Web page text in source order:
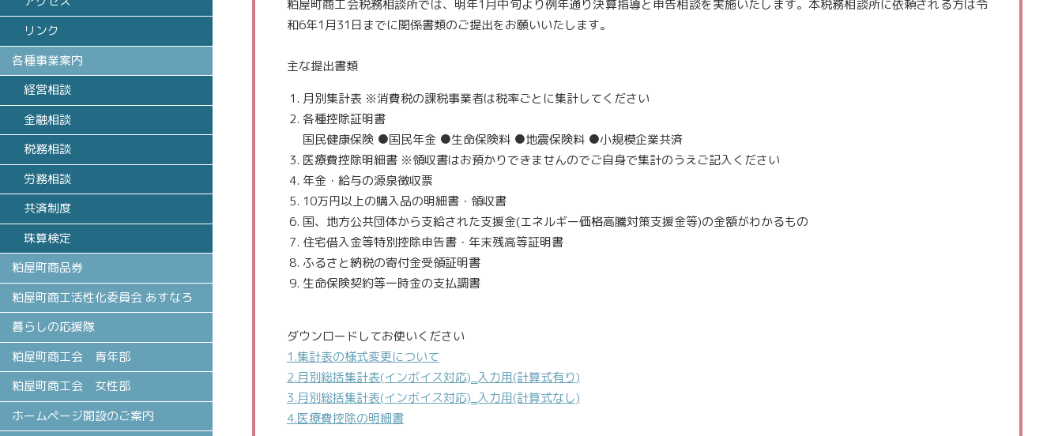
リンク
各種事業案内
経営相談
金融相談
税務相談
労務相談
共済制度
珠算検定
粕屋町商品券
粕屋町商工活性化委員会 あすなろ
暮らしの応援隊
粕屋町商工会 青年部
粕屋町商工会 女性部
ホームページ開設のご案内
粕屋町商工会税務相談所では、明年1月中旬より例年通り決算指導と申告相談を実施いたします。本税務相談所に依頼される方は令
和6年1月31 日までに関係書類のご提出をお願いいたします。
主な提出書類
月別集計表 ※消費税の課税事業者は税率ごとに集計してください
各種控除証明書
国民健康保険 ●国民年金 ●生命保険料 ●地震保険料 ●小規模企業共済
医療費控除明細書 ※領収書はお預かりできませんのでご自身で集計のうえご記入ください
年金・給与の源泉徴収票
10万円以上の購入品の明細書・領収書
国、地方公共団体から支給された支援金(エネルギー価格高騰対策支援金等)の金額がわかるもの
住宅借入金等特別控除申告書・年末残高等証明書
ふるさと納税の寄付金受領証明書
生命保険契約等一時金の支払調書
ダウンロードしてお使いください
1.集計表の様式変更について
2.月別総括集計表(インボイス対応)‗入力用(計算式有り)
3.月別総括集計表(インボイス対応)‗入力用(計算式なし)
4.医療費控除の明細書